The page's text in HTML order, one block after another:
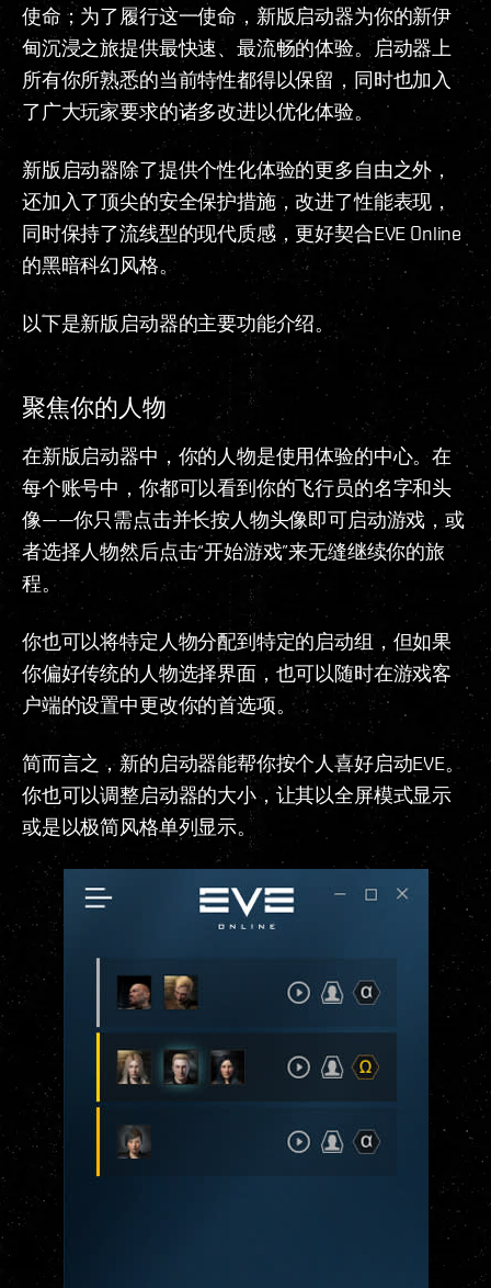
使命；为了履行这一使命，新版启动器为你的新伊
甸沉浸之旅提供最快速、最流畅的体验。启动器上
所有你所熟悉的当前特性都得以保留，同时也加入
了广大玩家要求的诸多改进以优化体验。
新版启动器除了提供个性化体验的更多自由之外，
还加入了顶尖的安全保护措施，改进了性能表现，
同时保持了流线型的现代质感，更好契合EVE Online
的黑暗科幻风格。
以下是新版启动器的主要功能介绍。
聚焦你的人物
在新版启动器中，你的人物是使用体验的中心。在
每个账号中，你都可以看到你的飞行员的名字和头
像——你只需点击并长按人物头像即可启动游戏，或
者选择人物然后点击“开始游戏”来无缝继续你的旅
程。
你也可以将特定人物分配到特定的启动组，但如果
你偏好传统的人物选择界面，也可以随时在游戏客
户端的设置中更改你的首选项。
简而言之，新的启动器能帮你按个人喜好启动EVE。
你也可以调整启动器的大小，让其以全屏模式显示
或是以极简风格单列显示。